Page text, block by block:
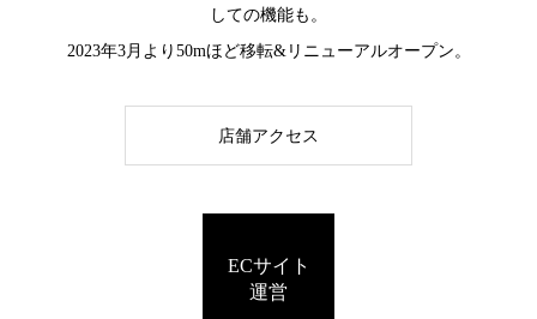
しての機能も。
2023年3月より50mほど移転&リニューアルオープン。
店舗アクセス
ECサイト
運営